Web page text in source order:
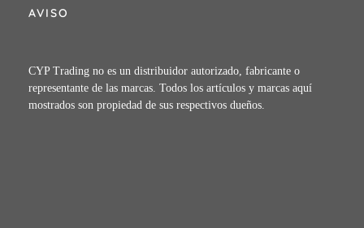
AVISO
CYP Trading no es un distribuidor autorizado, fabricante o
representante de las marcas. Todos los artículos y marcas aquí
mostrados son propiedad de sus respectivos dueños.